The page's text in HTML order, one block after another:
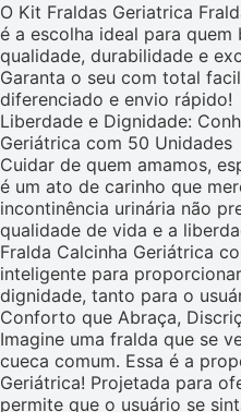
O Kit Fraldas Geriatrica
é a escolha ideal para
qualidade, durabilidade e
Garanta o seu com total
diferenciado e envio rápido!
Liberdade e Dignidade:
Geriátrica com 50 Unidades
Cuidar de quem amamos,
é um ato de carinho que
incontinência urinária não
qualidade de vida e a
Fralda Calcinha Geriátrica
inteligente para
dignidade, tanto para o
Conforto que Abraça,
Imagine uma fralda que se
cueca comum. Essa é a
Geriátrica! Projetada para
permite que o usuário se